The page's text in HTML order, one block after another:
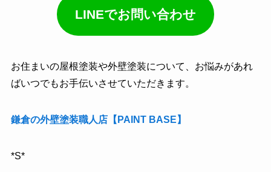
LINEでお問い合わせ
お住まいの屋根塗装や外壁塗装について、お悩みがあれ
ばいつでもお手伝いさせていただきます。
鎌倉の外壁塗装職人店【PAINT BASE】
*S*